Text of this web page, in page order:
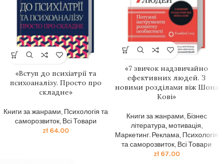
«Вступ до психіатрії та
психоаналізу. Просто про
складне»
Книги за жанрами, Психологія та
саморозвиток, Всі Товари
zł64.00
«7 звичок надзвичайно
ефективних людей. З
новими розділами віж Шона
Кові»
Книги за жанрами, Бізнес
література, мотивація,
Маркетинг. Реклама, Психологія
та саморозвиток, Всі Товари
zł67.00